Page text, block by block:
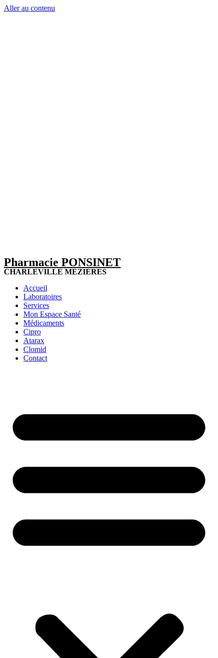
Aller au contenu
Pharmacie PONSINET
CHARLEVILLE MEZIERES
Accueil
Laboratoires
Services
Mon Espace Santé
Médicaments
Cipro
Atarax
Clomid
Contact